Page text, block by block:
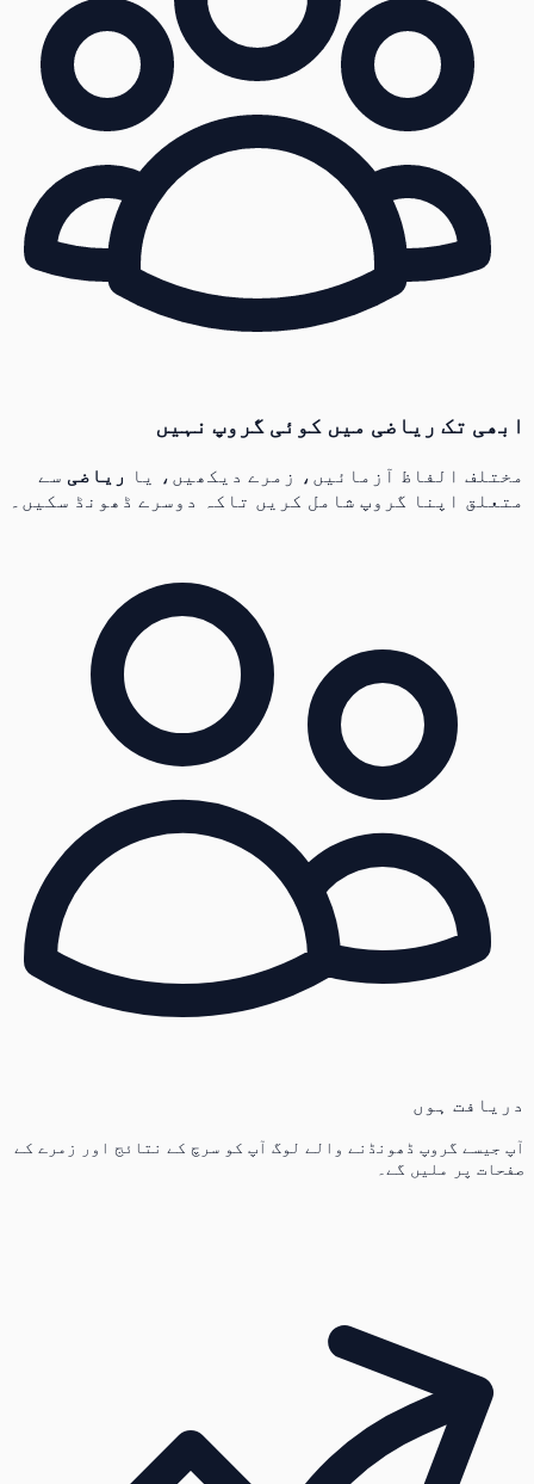
ابھی تک ریاضی میں کوئی گروپ نہیں
مختلف الفاظ آزمائیں، زمرے دیکھیں، یا ریاضیسے
متعلق اپنا گروپ شامل کریں تاکہ دوسرے ڈھونڈ سکیں۔
دریافت ہوں
آپ جیسے گروپ ڈھونڈنے والے لوگ آپ کو سرچ کے نتائج اور زمرے کے
صفحات پر ملیں گے۔